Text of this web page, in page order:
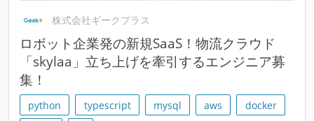
株式会社ギークプラス
ロボット企業発の新規SaaS！物流クラウド
「skylaa」立ち上げを牽引するエンジニア募
集！
python typescript mysql aws
docker